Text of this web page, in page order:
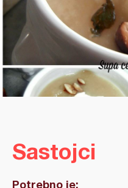
Sastojci
Potrebno je: